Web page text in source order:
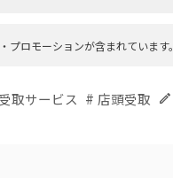
プロモーションが含まれています。
受取サービス # 店頭受取 edit